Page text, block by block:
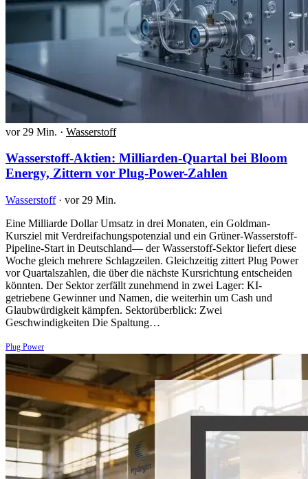
vor 29 Min. · Wasserstoff
Wasserstoff-Aktien: Milliarden-Quartal bei Bloom
Energy, Zittern vor Plug-Power-Zahlen
Wasserstoff · vor 29 Min.
Eine Milliarde Dollar Umsatz in drei Monaten, ein Goldman-
Kursziel mit Verdreifachungspotenzial und ein Grüner-Wasserstoff-
Pipeline-Start in Deutschland— der Wasserstoff-Sektor liefert diese
Woche gleich mehrere Schlagzeilen. Gleichzeitig zittert Plug Power
vor Quartalszahlen, die über die nächste Kursrichtung entscheiden
könnten. Der Sektor zerfällt zunehmend in zwei Lager: KI-
getriebene Gewinner und Namen, die weiterhin um Cash und
Glaubwürdigkeit kämpfen. Sektorüberblick: Zwei
Geschwindigkeiten Die Spaltung…
Plug Power